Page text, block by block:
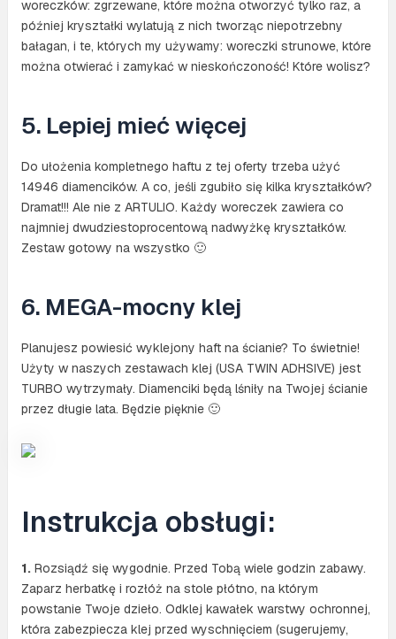
woreczków: zgrzewane, które można otworzyć tylko raz, a
później kryształki wylatują z nich tworząc niepotrzebny
bałagan, i te, których my używamy: woreczki strunowe, które
można otwierać i zamykać w nieskończoność! Które wolisz?
5. Lepiej mieć więcej
Do ułożenia kompletnego haftu z tej oferty trzeba użyć
14946 diamencików. A co, jeśli zgubiło się kilka kryształków?
Dramat!!! Ale nie z ARTULIO. Każdy woreczek zawiera co
najmniej dwudziestoprocentową nadwyżkę kryształków.
Zestaw gotowy na wszystko 🙂
6. MEGA-mocny klej
Planujesz powiesić wyklejony haft na ścianie? To świetnie!
Użyty w naszych zestawach klej (USA TWIN ADHSIVE) jest
TURBO wytrzymały. Diamenciki będą lśniły na Twojej ścianie
przez długie lata. Będzie pięknie 🙂
Instrukcja obsługi:
1.Rozsiądź się wygodnie. Przed Tobą wiele godzin zabawy.
Zaparz herbatkę i rozłóż na stole płótno, na którym
powstanie Twoje dzieło. Odklej kawałek warstwy ochronnej,
która zabezpiecza klej przed wyschnięciem (sugerujemy,